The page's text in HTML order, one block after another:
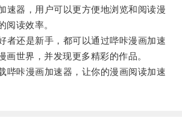
器，用户可以更方便地浏览和阅读漫
阅读效率。
还是新手，都可以通过哔咔漫画加速
画世界，并发现更多精彩的作品。
咔漫画加速器，让你的漫画阅读加速